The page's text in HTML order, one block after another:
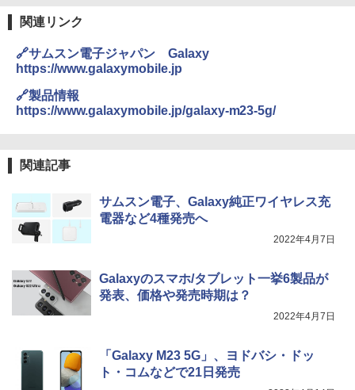
関連リンク
🔗サムスン電子ジャパン Galaxy
https://www.galaxymobile.jp
🔗製品情報
https://www.galaxymobile.jp/galaxy-m23-5g/
関連記事
サムスン電子、Galaxy純正ワイヤレス充
電器など4種発売へ
2022年4月7日
Galaxyのスマホ/タブレット一挙6製品が
発表、価格や発売時期は？
2022年4月7日
「Galaxy M23 5G」、ヨドバシ・ドッ
ト・コムなどで21日発売